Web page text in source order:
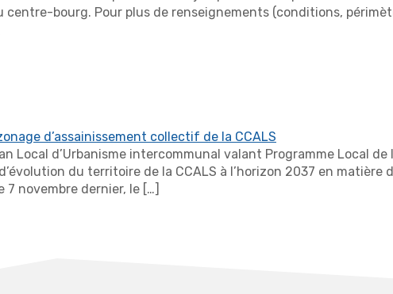
bourg. Pour plus de renseignements (conditions,
d’assainissement collectif de la CCALS
Local d’Urbanisme intercommunal valant Programme Local
du territoire de la CCALS à l’horizon 2037 en matière
novembre dernier, le […]